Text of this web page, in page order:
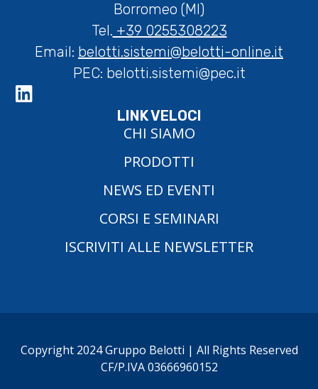
Borromeo (MI)
Tel. +39 0255308223
Email: belotti.sistemi@belotti-online.it
PEC: belotti.sistemi@pec.it
LINK VELOCI
CHI SIAMO
PRODOTTI
NEWS ED EVENTI
CORSI E SEMINARI
ISCRIVITI ALLE NEWSLETTER
Copyright 2024 Gruppo Belotti | All Rights Reserved
CF/P.IVA 03666960152